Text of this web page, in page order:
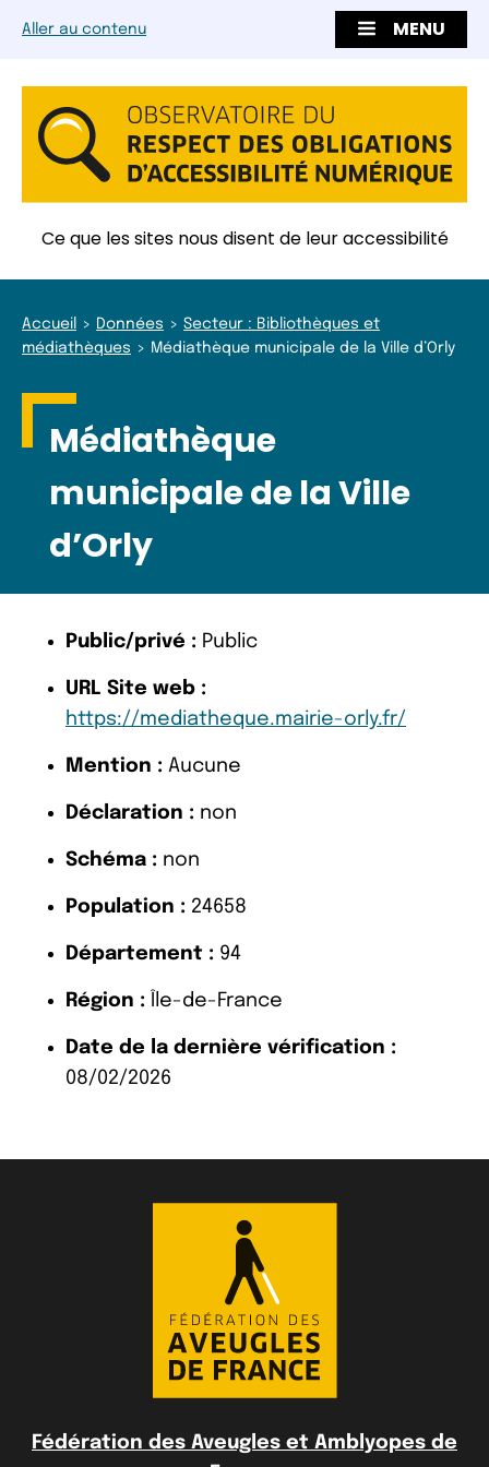
Aller au contenu MENU
Ce que les sites nous disent de leur accessibilité
Accueil Données
Secteur : Bibliothèques et
médiathèques
Médiathèque municipale de la Ville d’Orly
Médiathèque
municipale de la Ville
d’Orly
Public/privé : Public
URL Site web :
https://mediatheque.mairie-orly.fr/
Mention : Aucune
Déclaration : non
Schéma : non
Population : 24658
Département : 94
Région : Île-de-France
Date de la dernière vérification :
08/02/2026
Fédération des Aveugles et Amblyopes de